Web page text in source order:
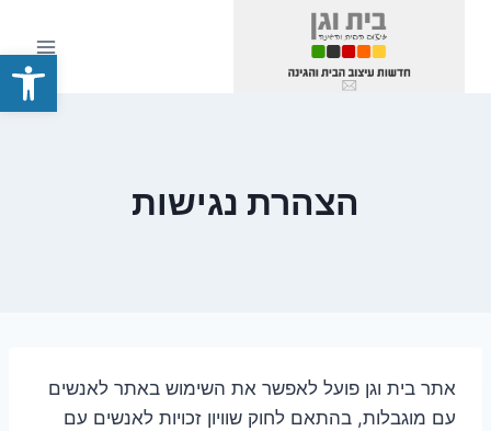
פתח
הצהרת נגישות
אתר בית וגן פועל לאפשר את השימוש באתר לאנשים
עם מוגבלות, בהתאם לחוק שוויון זכויות לאנשים עם